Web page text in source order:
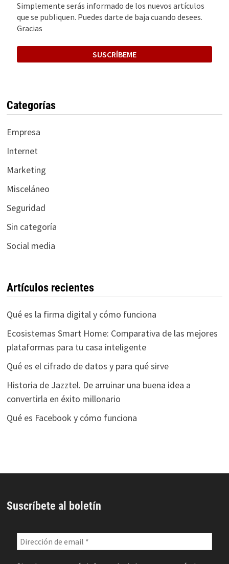
Simplemente serás informado de los nuevos artículos
que se publiquen. Puedes darte de baja cuando desees.
Gracias
Categorías
Empresa
Internet
Marketing
Misceláneo
Seguridad
Sin categoría
Social media
Artículos recientes
Qué es la firma digital y cómo funciona
Ecosistemas Smart Home: Comparativa de las mejores
plataformas para tu casa inteligente
Qué es el cifrado de datos y para qué sirve
Historia de Jazztel. De arruinar una buena idea a
convertirla en éxito millonario
Qué es Facebook y cómo funciona
Suscríbete al boletín